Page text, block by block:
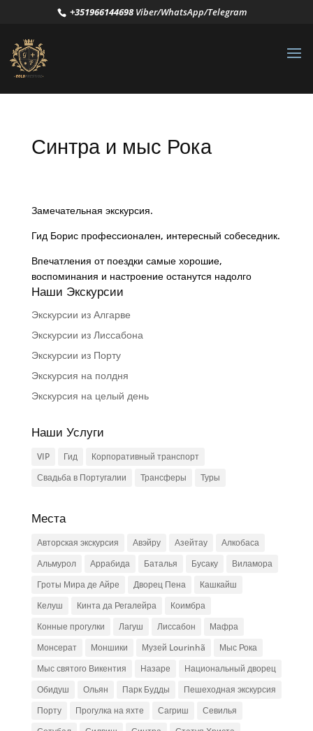
+351966144698Viber/WhatsApp/Telegram
Синтра и мыс Рока
Замечательная экскурсия.
Гид Борис профессионален, интересный собеседник.
Впечатления от поездки самые хорошие,
воспоминания и настроение останутся надолго
Наши Экскурсии
Экскурсии из Алгарве
Экскурсии из Лиссабона
Экскурсии из Порту
Экскурсия на полдня
Экскурсия на целый день
Наши Услуги
VIP Гид
Корпоративный транспорт
Свадьба в Португалии
Трансферы Туры
Места
Авторская экскурсия Авэйру Азейтау
Алкобаса
Альмурол
Аррабида Баталья Бусаку
Виламора
Гроты Мира де Айре
Дворец Пена
Кашкайш
Келуш
Кинта да Регалейра
Коимбра
Конные прогулки
Лагуш Лиссабон
Мафра
Монсерат
Моншики Музей Lourinhã
Мыс Рока
Мыс святого Викентия
Назаре
Национальный дворец
Обидуш
Ольян Парк Будды
Пешеходная экскурсия
Порту
Прогулка на яхте Сагриш
Севилья